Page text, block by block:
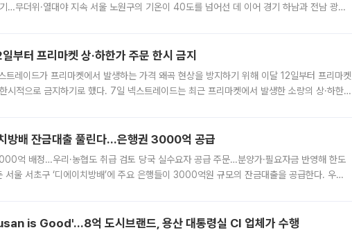
…무더위·열대야 지속 서울 노원구의 기온이 40도를 넘어선 데 이어 경기 하남과 전남 광양
부터 프리마켓 상·하한가 주문 한시 금지
트레이드가 프리마켓에서 발생하는 가격 왜곡 현상을 방지하기 위해 이달 12일부터 프리마켓
시적으로 금지하기로 했다. 7일 넥스트레이드는 최근 프리마켓에서 발생한 소량의 상·하한
방배 잔금대출 풀린다…은행권 3000억 공급
억 배정…우리·농협도 취급 검토 당국 실수요자 공급 주문…분양가·필요자금 반영해 한도
서울 서초구 ‘디에이치방배’에 주요 은행들이 3000억원 규모의 잔금대출을 공급한다. 우리
is Good'…8억 도시브랜드, 용산 대통령실 CI 업체가 수행